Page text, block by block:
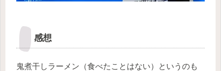
感想
鬼煮干しラーメン（食べたことはない）というのも